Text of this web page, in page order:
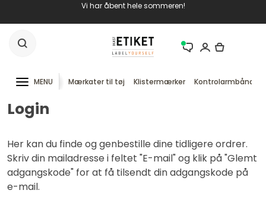
Vi har åbent hele sommeren!
MENU Mærkater til tøj Klistermærker Kontrolarmbånd
Login
Her kan du finde og genbestille dine tidligere ordrer.
Skriv din mailadresse i feltet "E-mail" og klik på "Glemt
adgangskode" for at få tilsendt din adgangskode på
e-mail.